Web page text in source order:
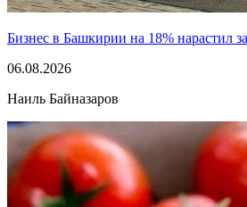
Бизнес в Башкирии на 18% нарастил
06.08.2026
Наиль Байназаров